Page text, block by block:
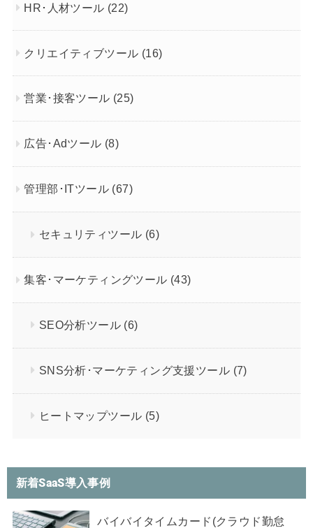
HR･人材ツール (22)
クリエイティブツール (16)
営業･接客ツール (25)
広告･Adツール (8)
管理部･ITツール (67)
セキュリティツール (6)
集客･マーケティングツール (43)
SEO分析ツール (6)
SNS分析･マーケティング支援ツール (7)
ヒートマップツール (5)
新着SaaS導入事例
バイバイタイムカード(クラウド勤怠